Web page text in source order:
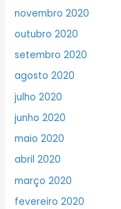
novembro 2020
outubro 2020
setembro 2020
agosto 2020
julho 2020
junho 2020
maio 2020
abril 2020
março 2020
fevereiro 2020